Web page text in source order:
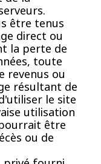
être tenus
direct ou
la perte de
toute
revenus ou
résultant de
le site
utilisation
être
ou de